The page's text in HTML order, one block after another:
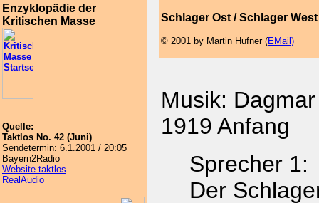
Enzyklopädie der
Kritischen Masse
Quelle:
Taktlos No. 42 (Juni)
Sendetermin: 6.1.2001 / 20:05
Bayern2Radio
Website taktlos
RealAudio
Schlager Ost / Schlager West
© 2001 by Martin Hufner (EMail)
Musik:
1919 Anfang
Sprecher 1:
Der